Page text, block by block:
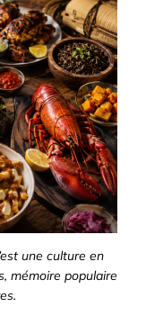
une culture en
mémoire populaire